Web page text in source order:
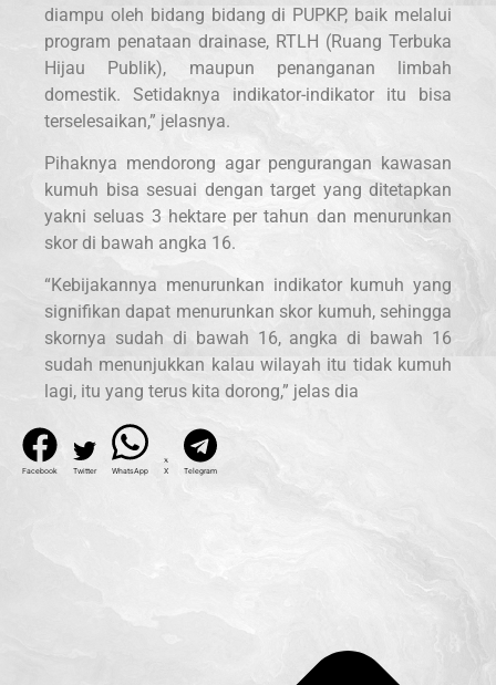
diampu oleh bidang bidang di PUPKP, baik melalui
program penataan drainase, RTLH (Ruang Terbuka
Hijau Publik), maupun penanganan limbah
domestik. Setidaknya indikator-indikator itu bisa
terselesaikan,” jelasnya.
Pihaknya mendorong agar pengurangan kawasan
kumuh bisa sesuai dengan target yang ditetapkan
yakni seluas 3 hektare per tahun dan menurunkan
skor di bawah angka 16.
“Kebijakannya menurunkan indikator kumuh yang
signifikan dapat menurunkan skor kumuh, sehingga
skornya sudah di bawah 16, angka di bawah 16
sudah menunjukkan kalau wilayah itu tidak kumuh
lagi, itu yang terus kita dorong,” jelas dia
Facebook Twitter WhatsApp X Telegram